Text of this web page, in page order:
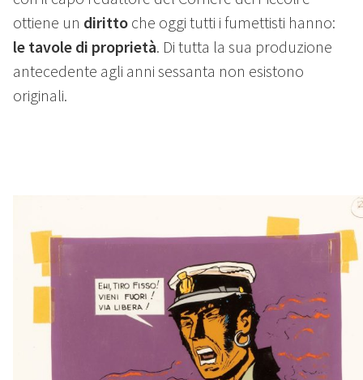
ottiene un diritto che oggi tutti i fumettisti hanno:
le tavole di proprietà. Di tutta la sua produzione
antecedente agli anni sessanta non esistono
originali.